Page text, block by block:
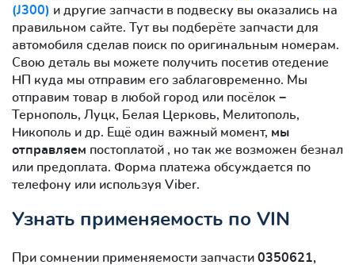
(J300) и другие запчасти в подвеску вы оказались на
правильном сайте. Тут вы подберёте запчасти для
автомобиля сделав поиск по оригинальным номерам.
Свою деталь вы можете получить посетив отедение
НП куда мы отправим его заблаговременно. Мы
отправим товар в любой город или посёлок −
Тернополь, Луцк, Белая Церковь, Мелитополь,
Никополь и др. Ещё один важный момент, мы
отправляем постоплатой , но так же возможен безнал
или предоплата. Форма платежа обсуждается по
телефону или используя Viber.
Узнать применяемость по VIN
При сомнении применяемости запчасти 0350621,